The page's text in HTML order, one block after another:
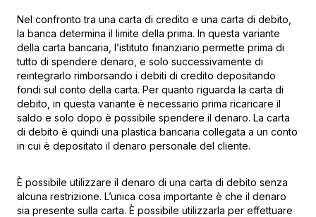
Nel confronto tra una carta di credito e una carta di debito,
la banca determina il limite della prima. In questa variante
della carta bancaria, l’istituto finanziario permette prima di
tutto di spendere denaro, e solo successivamente di
reintegrarlo rimborsando i debiti di credito depositando
fondi sul conto della carta. Per quanto riguarda la carta di
debito, in questa variante è necessario prima ricaricare il
saldo e solo dopo è possibile spendere il denaro. La carta
di debito è quindi una plastica bancaria collegata a un conto
in cui è depositato il denaro personale del cliente.
È possibile utilizzare il denaro di una carta di debito senza
alcuna restrizione. L’unica cosa importante è che il denaro
sia presente sulla carta. È possibile utilizzarla per effettuare